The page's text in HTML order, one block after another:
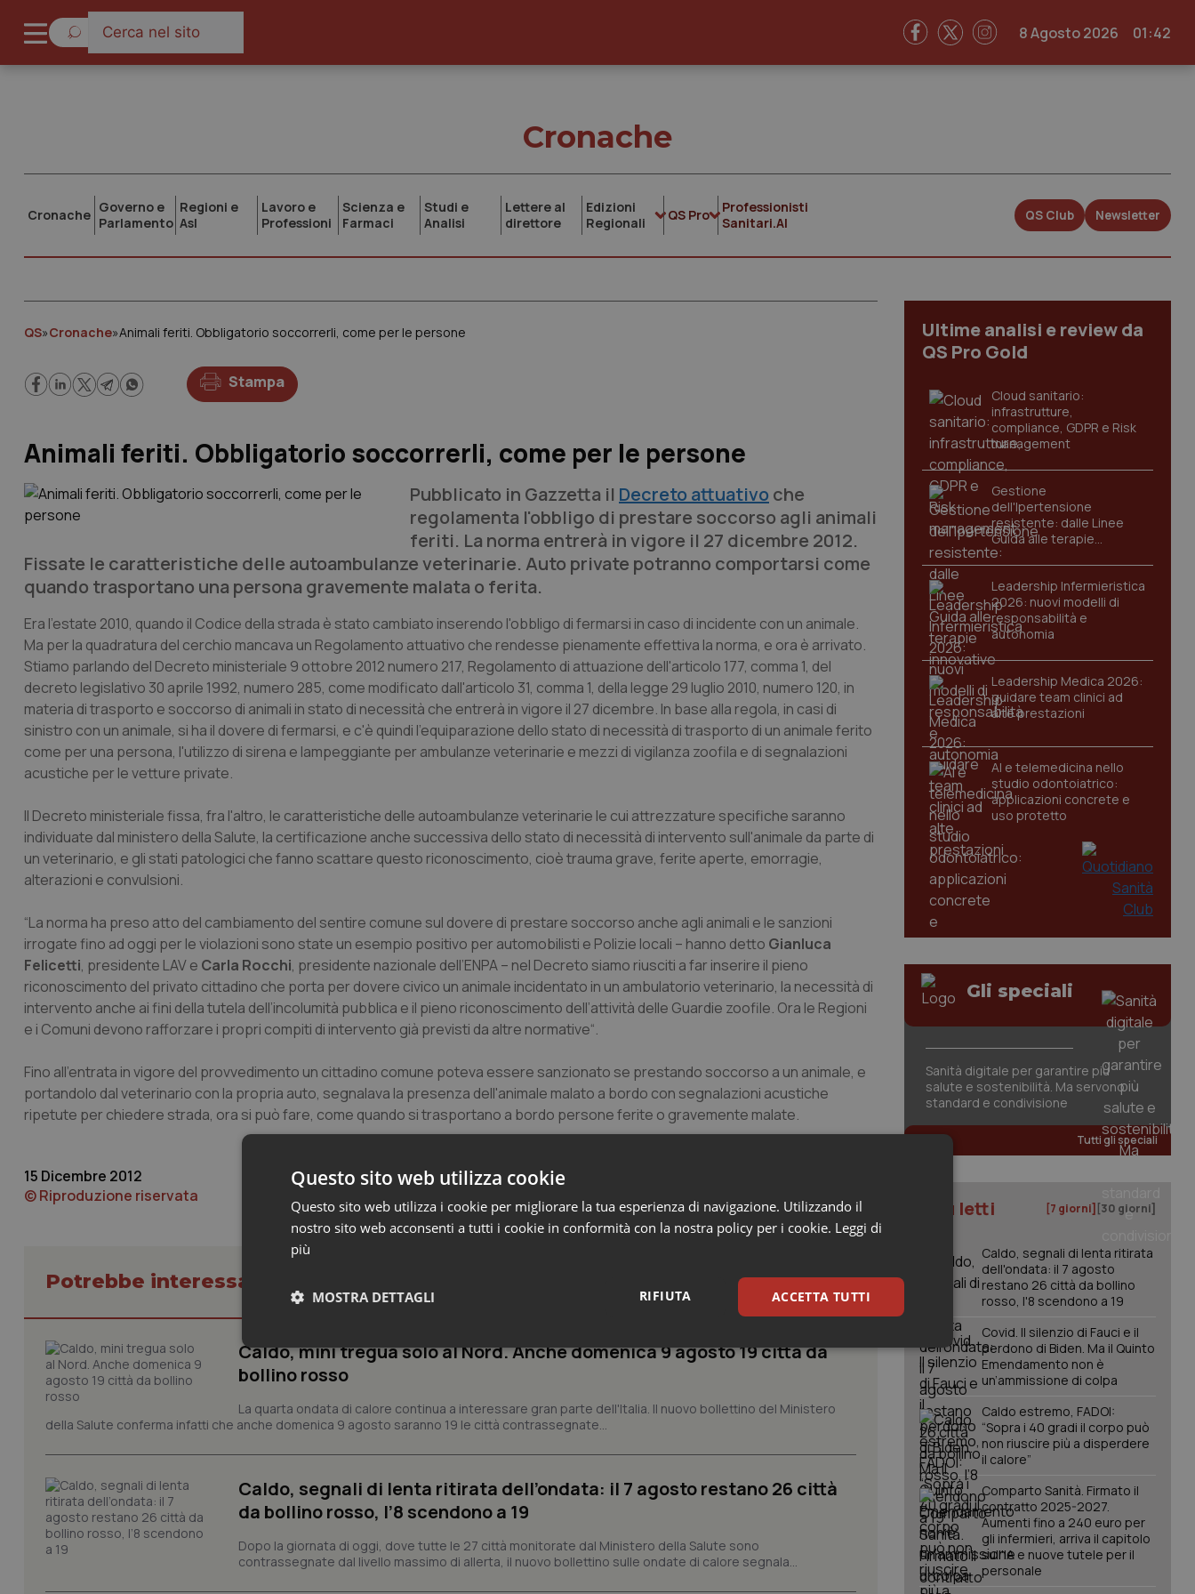
8 Agosto 2026 01:42
Cronache
Cronache Governo e
Parlamento
Regioni e
Asl
Lavoro e
Professioni
Scienza e
Farmaci
Studi e
Analisi
Lettere al
direttore
Edizioni
Regionali
QS Pro
Professionisti
Sanitari.AI
QS Club Newsletter
QS»Cronache»Animali feriti. Obbligatorio soccorrerli, come per le persone
Stampa
Animali feriti. Obbligatorio soccorrerli, come per le persone
Pubblicato in Gazzetta il Decreto attuativo che
regolamenta l'obbligo di prestare soccorso agli animali
feriti. La norma entrerà in vigore il 27 dicembre 2012.
Fissate le caratteristiche delle autoambulanze veterinarie. Auto private potranno comportarsi come
quando trasportano una persona gravemente malata o ferita.
Era l'estate 2010, quando il Codice della strada è stato cambiato inserendo l'obbligo di fermarsi in caso di incidente con un animale.
Ma per la quadratura del cerchio mancava un Regolamento attuativo che rendesse pienamente effettiva la norma, e ora è arrivato.
Stiamo parlando del Decreto ministeriale 9 ottobre 2012 numero 217, Regolamento di attuazione dell'articolo 177, comma 1, del
decreto legislativo 30 aprile 1992, numero 285, come modificato dall'articolo 31, comma 1, della legge 29 luglio 2010, numero 120, in
materia di trasporto e soccorso di animali in stato di necessità che entrerà in vigore il 27 dicembre. In base alla regola, in casi di
sinistro con un animale, si ha il dovere di fermarsi, e c'è quindi l'equiparazione dello stato di necessità di trasporto di un animale ferito
come per una persona, l'utilizzo di sirena e lampeggiante per ambulanze veterinarie e mezzi di vigilanza zoofila e di segnalazioni
acustiche per le vetture private.
Il Decreto ministeriale fissa, fra l'altro, le caratteristiche delle autoambulanze veterinarie le cui attrezzature specifiche saranno
individuate dal ministero della Salute, la certificazione anche successiva dello stato di necessità di intervento sull'animale da parte di
un veterinario, e gli stati patologici che fanno scattare questo riconoscimento, cioè trauma grave, ferite aperte, emorragie,
alterazioni e convulsioni.
“La norma ha preso atto del cambiamento del sentire comune sul dovere di prestare soccorso anche agli animali e le sanzioni
irrogate fino ad oggi per le violazioni sono state un esempio positivo per automobilisti e Polizie locali – hanno detto Gianluca
Felicetti, presidente LAV e Carla Rocchi, presidente nazionale dell’ENPA – nel Decreto siamo riusciti a far inserire il pieno
riconoscimento del privato cittadino che porta per dovere civico un animale incidentato in un ambulatorio veterinario, la necessità di
intervento anche ai fini della tutela dell’incolumità pubblica e il pieno riconoscimento dell’attività delle Guardie zoofile. Ora le Regioni
e i Comuni devono rafforzare i propri compiti di intervento già previsti da altre normative“.
Fino all'entrata in vigore del provvedimento un cittadino comune poteva essere sanzionato se prestando soccorso a un animale, e
portandolo dal veterinario con la propria auto, segnalava la presenza dell'animale malato a bordo con segnalazioni acustiche
ripetute per chiedere strada, ora si può fare, come quando si trasportano a bordo persone ferite o gravemente malate.
15 Dicembre 2012
© Riproduzione riservata
Potrebbe interessarti in Cronache
Caldo, mini tregua solo al Nord. Anche domenica 9 agosto 19 città da
bollino rosso
La quarta ondata di calore continua a interessare gran parte dell'Italia. Il nuovo bollettino del Ministero
della Salute conferma infatti che anche domenica 9 agosto saranno 19 le città contrassegnate...
Caldo, segnali di lenta ritirata dell’ondata: il 7 agosto restano 26 città
da bollino rosso, l’8 scendono a 19
Dopo la giornata di oggi, dove tutte le 27 città monitorate dal Ministero della Salute sono
contrassegnate dal livello massimo di allerta, il nuovo bollettino sulle ondate di calore segnala...
Ultime analisi e review da
QS Pro Gold
Cloud sanitario:
infrastrutture,
compliance, GDPR e Risk
management
Gestione
dell'Ipertensione
resistente: dalle Linee
Guida alle terapie
innovative
Leadership Infermieristica
2026: nuovi modelli di
responsabilità e
autonomia
Leadership Medica 2026:
guidare team clinici ad
alte prestazioni
AI e telemedicina nello
studio odontoiatrico:
applicazioni concrete e
uso protetto
Gli speciali
Sanità digitale per garantire più
salute e sostenibilità. Ma servono
standard e condivisione
Tutti gli speciali
I più letti [7 giorni] [30 giorni]
Caldo, segnali di lenta ritirata
dell'ondata: il 7 agosto
restano 26 città da bollino
rosso, l'8 scendono a 19
Covid. Il silenzio di Fauci e il
perdono di Biden. Ma il Quinto
Emendamento non è
un’ammissione di colpa
Caldo estremo, FADOI:
“Sopra i 40 gradi il corpo può
non riuscire più a disperdere
il calore”
Comparto Sanità. Firmato il
contratto 2025-2027.
Aumenti fino a 240 euro per
gli infermieri, arriva il capitolo
sull'IA e nuove tutele per il
personale
Questo sito web utilizza cookie
Questo sito web utilizza i cookie per migliorare la tua esperienza di navigazione. Utilizzando il
nostro sito web acconsenti a tutti i cookie in conformità con la nostra policy per i cookie. Leggi di
più
ACCETTA TUTTI
RIFIUTA
MOSTRA DETTAGLI
Necessari Statistici Marketing
I cookie necessari contribuiscono a rendere fruibile il sito web abilitandone funzionalità di base quali la navigazione sulle pagine
e l'accesso alle aree protette del sito. Il sito web non è in grado di funzionare correttamente senza questi cookie.
Nome
Fornitore/ Dominio Scadenza
Descrizione